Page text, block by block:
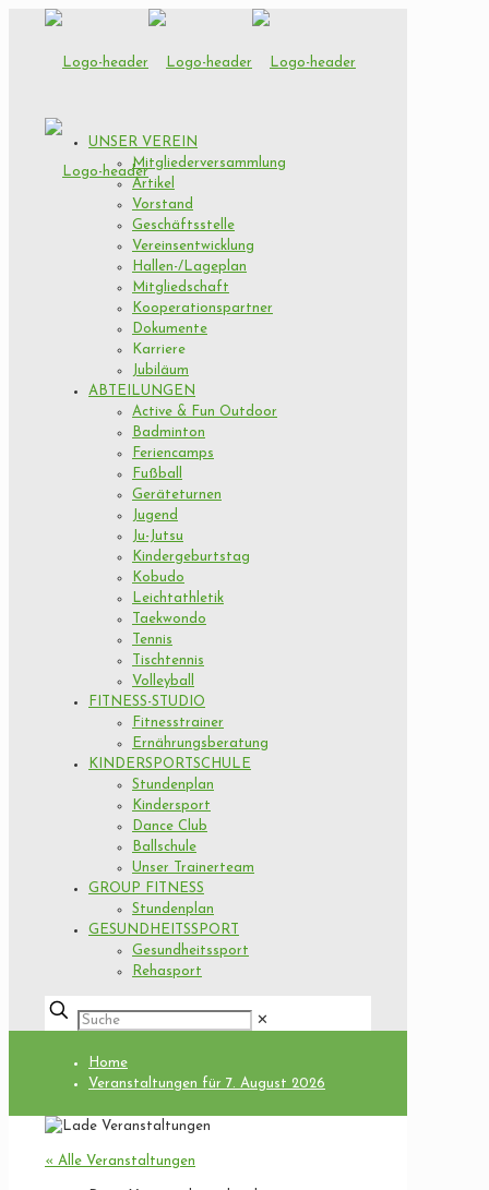
UNSER VEREIN
Mitgliederversammlung
Artikel
Vorstand
Geschäftsstelle
Vereinsentwicklung
Hallen-/Lageplan
Mitgliedschaft
Kooperationspartner
Dokumente
Karriere
Jubiläum
ABTEILUNGEN
Active & Fun Outdoor
Badminton
Feriencamps
Fußball
Geräteturnen
Jugend
Ju-Jutsu
Kindergeburtstag
Kobudo
Leichtathletik
Taekwondo
Tennis
Tischtennis
Volleyball
FITNESS-STUDIO
Fitnesstrainer
Ernährungsberatung
KINDERSPORTSCHULE
Stundenplan
Kindersport
Dance Club
Ballschule
Unser Trainerteam
GROUP FITNESS
Stundenplan
GESUNDHEITSSPORT
Gesundheitssport
Rehasport
✕
Home
Veranstaltungen für 7. August 2026
« Alle Veranstaltungen